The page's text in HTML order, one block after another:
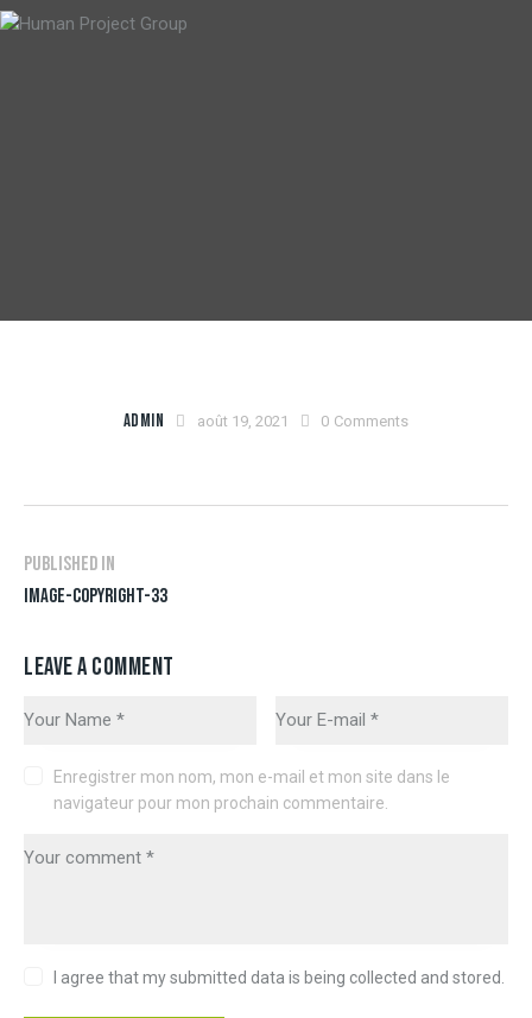
ADMIN août 19, 2021 0 Comments
Published in
IMAGE-COPYRIGHT-33
LEAVE A COMMENT
Enregistrer mon nom, mon e-mail et mon site dans le
navigateur pour mon prochain commentaire.
I agree that my submitted data is being collected and stored.